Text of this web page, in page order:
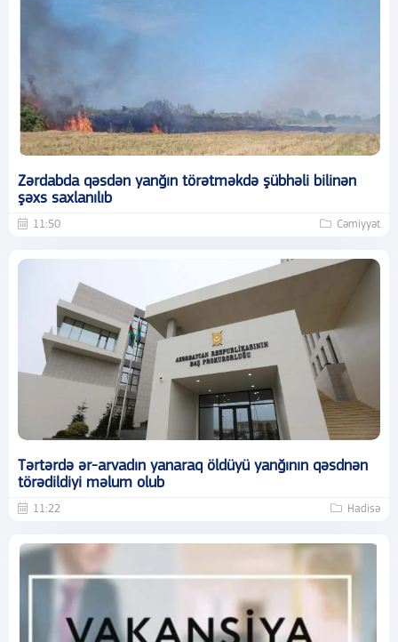
Zərdabda qəsdən yanğın törətməkdə şübhəli bilinən
şəxs saxlanılıb
11:50 Cəmiyyət
Tərtərdə ər-arvadın yanaraq öldüyü yanğının qəsdnən
törədildiyi məlum olub
11:22 Hadisə